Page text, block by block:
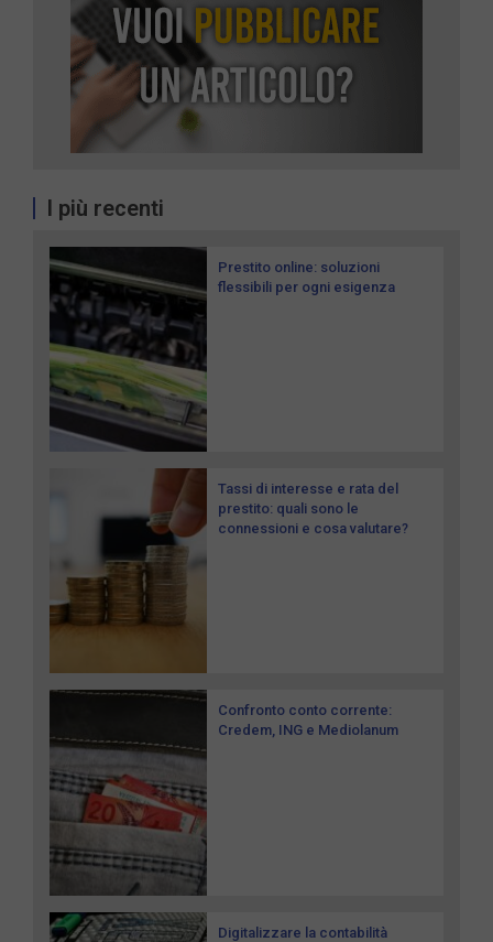
I più recenti
Prestito online: soluzioni
flessibili per ogni esigenza
Tassi di interesse e rata del
prestito: quali sono le
connessioni e cosa valutare?
Confronto conto corrente:
Credem, ING e Mediolanum
Digitalizzare la contabilità